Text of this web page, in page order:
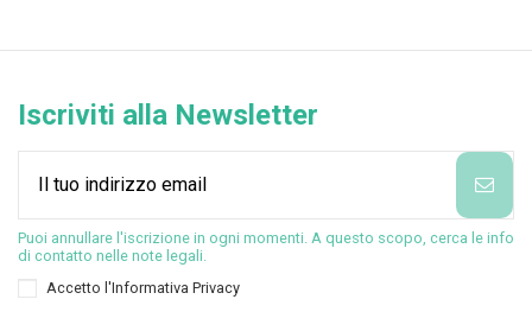
Iscriviti alla Newsletter
Puoi annullare l'iscrizione in ogni momenti. A questo scopo, cerca le info
di contatto nelle note legali.
Accetto l'Informativa Privacy